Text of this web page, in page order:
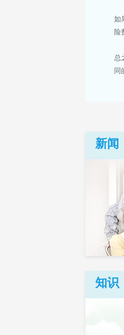
如
险
总
同
新闻
知识